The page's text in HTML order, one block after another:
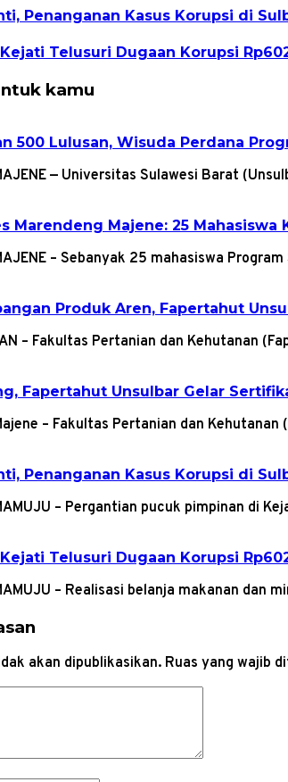
Penanganan Kasus Korupsi di
Kejati Telusuri Dugaan Korupsi
kamu
500 Lulusan, Wisuda Perdana
— Universitas Sulawesi Barat
Marendeng Majene: 25
– Sebanyak 25 mahasiswa
Produk Aren, Fapertahut
– Fakultas Pertanian dan Kehutanan
Fapertahut Unsulbar Gelar
– Fakultas Pertanian dan
Penanganan Kasus Korupsi di
– Pergantian pucuk pimpinan di
Kejati Telusuri Dugaan Korupsi
– Realisasi belanja makanan dan
akan dipublikasikan. Ruas yang wajib